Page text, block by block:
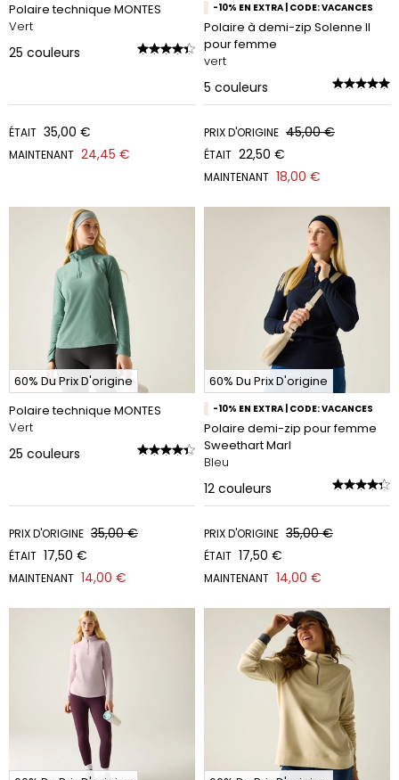
Polaire technique MONTES
Vert
25 couleurs
ÉTAIT 35,00 €
MAINTENANT 24,45 €
-10% EN EXTRA | CODE: VACANCES
Polaire à demi-zip Solenne II
pour femme
vert
5 couleurs
PRIX D'ORIGINE 45,00 €
ÉTAIT 22,50 €
MAINTENANT 18,00 €
60% Du Prix D'origine
Polaire technique MONTES
Vert
25 couleurs
PRIX D'ORIGINE 35,00 €
ÉTAIT 17,50 €
MAINTENANT 14,00 €
60% Du Prix D'origine
-10% EN EXTRA | CODE: VACANCES
Polaire demi-zip pour femme
Sweethart Marl
Bleu
12 couleurs
PRIX D'ORIGINE 35,00 €
ÉTAIT 17,50 €
MAINTENANT 14,00 €